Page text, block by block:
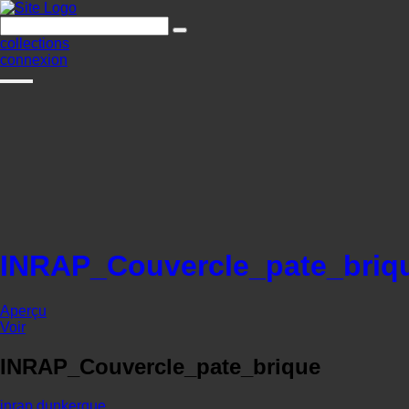
collections
connexion
Aperçu
Voir
INRAP_Couvercle_pate_brique
inrap dunkerque